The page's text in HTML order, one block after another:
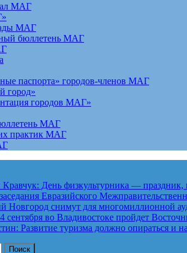
МАГ
МАГ
бюллетень МАГ
паспорта» городов-членов МАГ
город»
городов МАГ»
МАГ
практик МАГ
Кравчук: День физкультурника — праздник,
Евразийского
Новгород снимут для многомиллионной
сентября во Владивостоке пройдет
Развитие туризма должно опираться и